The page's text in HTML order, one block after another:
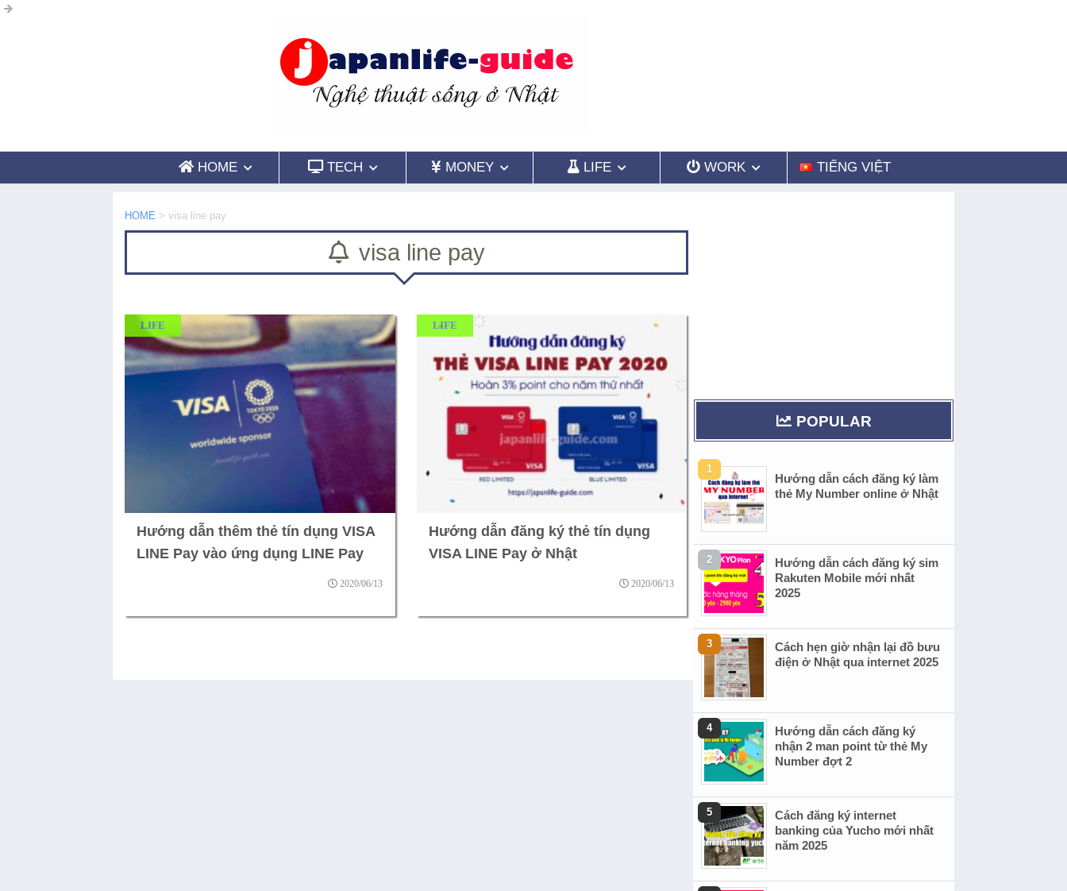
HOME TECH MONEY LIFE WORK TIẾNG VIỆT
HOME > visa line pay
visa line pay
LIFE
Hướng dẫn thêm thẻ tín dụng VISA
LINE Pay vào ứng dụng LINE Pay
2020/06/13
LIFE
Hướng dẫn đăng ký thẻ tín dụng
VISA LINE Pay ở Nhật
2020/06/13
POPULAR
Hướng dẫn cách đăng ký làm
thẻ My Number online ở Nhật
Hướng dẫn cách đăng ký sim
Rakuten Mobile mới nhất
2025
Cách hẹn giờ nhận lại đồ bưu
điện ở Nhật qua internet 2025
Hướng dẫn cách đăng ký
nhận 2 man point từ thẻ My
Number đợt 2
Cách đăng ký internet
banking của Yucho mới nhất
năm 2025